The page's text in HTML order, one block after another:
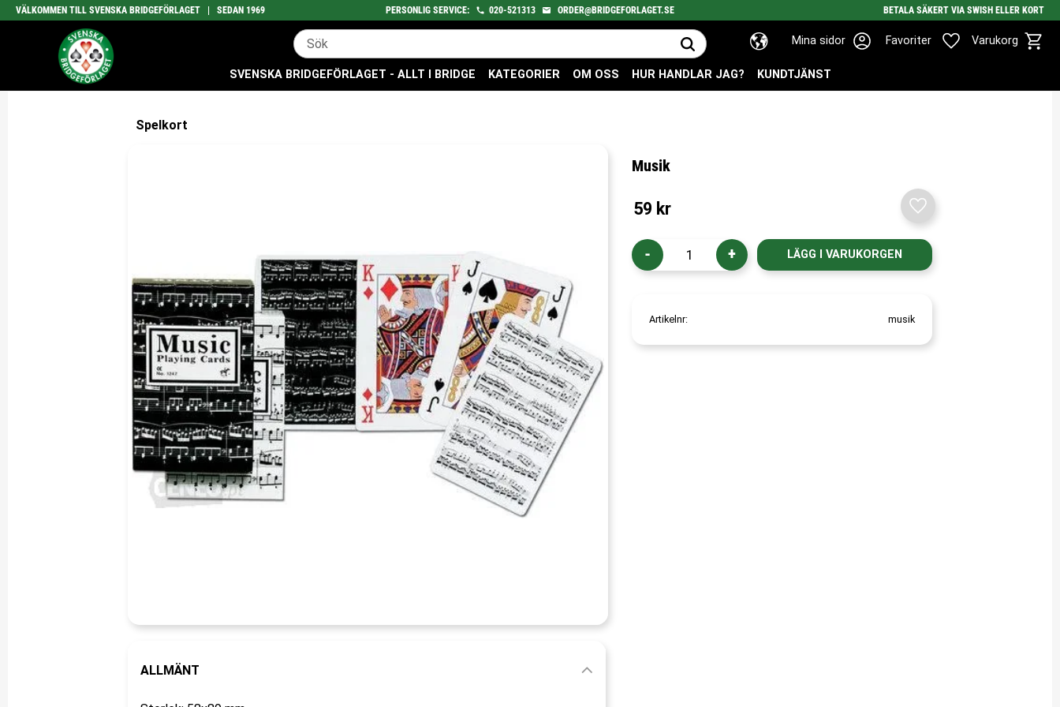
VÄLKOMMEN TILL SVENSKA BRIDGEFÖRLAGET | SEDAN 1969 PERSONLIG SERVICE: 020-521313 ORDER@BRIDGEFORLAGET.SE BETALA SÄKERT VIA SWISH ELLER KORT
Mina sidor Favoriter Varukorg
Favoriter
SVENSKA BRIDGEFÖRLAGET - ALLT I BRIDGE KATEGORIER OM OSS HUR HANDLAR JAG? KUNDTJÄNST
Spelkort
Musik
59 kr
+
-
Lägg till i favoriter
Artikelnr musik
ALLMÄNT